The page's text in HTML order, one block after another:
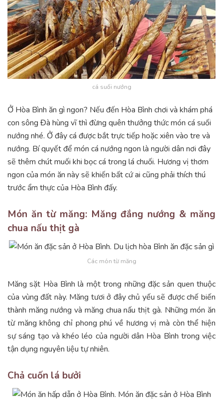
cá suối nướng
Ở Hòa Bình ăn gì ngon? Nếu đến Hòa Bình chơi và khám phá
con sông Đà hùng vĩ thì đừng quên thưởng thức món cá suối
nướng nhé. Ở đây cá được bắt trực tiếp hoặc xiên vào tre và
nướng. Bí quyết để món cá nướng ngon là người dân nơi đây
sẽ thêm chút muối khi bọc cá trong lá chuối. Hương vị thơm
ngon của món ăn này sẽ khiến bất cứ ai cũng phải thích thú
trước ẩm thực của Hòa Bình đấy.
Món ăn từ măng: Măng đắng nướng & măng
chua nấu thịt gà
Các món từ măng
Măng sặt Hòa Bình là một trong những đặc sản quen thuộc
của vùng đất này. Măng tươi ở đây chủ yếu sẽ được chế biến
thành măng nướng và măng chua nấu thịt gà. Những món ăn
từ măng không chỉ phong phú về hương vị mà còn thể hiện
sự sáng tạo và khéo léo của người dân Hòa Bình trong việc
tận dụng nguyên liệu tự nhiên.
Chả cuốn lá bưởi